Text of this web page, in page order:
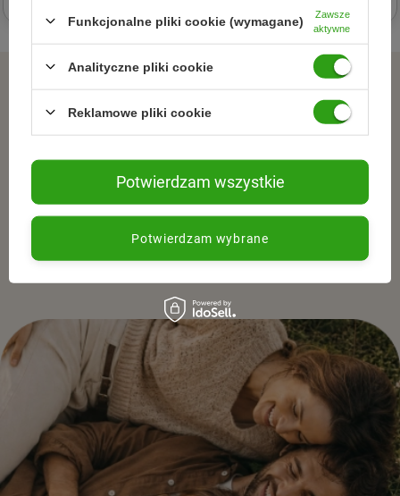
ZAPISZ SIĘ DO NEWSLETTERA
Dołącz do tych, którzy
wybierają świadomie.
Zapisz się do newslettera i otrzymuj informacje o
promocjach, nowościach oraz inspiracjach ze świata
naturalnej pielęgnacjii zdrowego stylu życia.
Funkcjonalne pliki cookie (wymagane)
Zawsze
aktywne
Analityczne pliki cookie
Reklamowe pliki cookie
Potwierdzam wybrane
Potwierdzam wszystkie